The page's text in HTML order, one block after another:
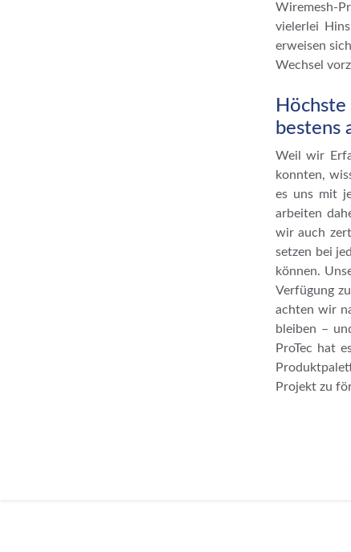
Wiremesh-
vielerlei
erweisen
Wechsel
bestens
Weil wir
konnten,
es uns mit
arbeiten
wir auch
setzen bei
können.
Verfügung
achten wir
bleiben –
ProTec hat
Projekt zu